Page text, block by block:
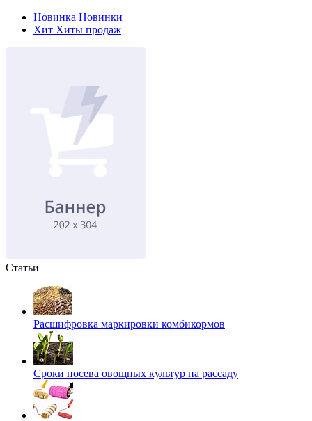
Новинка Новинки
Хит Хиты продаж
Статьи
Расшифровка маркировки комбикормов
Сроки посева овощных культур на рассаду